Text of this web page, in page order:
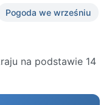
Pogoda we wrześniu
na podstawie 14